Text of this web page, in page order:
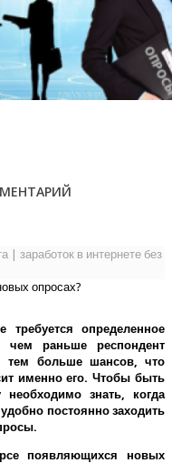
| заработок в интернете без
опросах?
определенное
чем раньше респондент
тем больше шансов, что
именно его.Чтобы быть
знать, когда
постоянно заходить
появляющихся новых